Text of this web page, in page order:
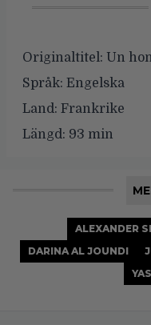
Originaltitel: Un
Språk: Engelska
Land: Frankrike
Längd: 93 min
ALEXANDER
DARINA AL JOUNDI